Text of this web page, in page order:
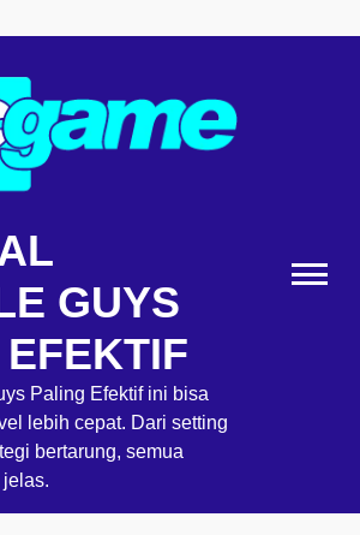
GUYS
Paling Efektif ini bisa
lebih cepat. Dari setting
bertarung, semua